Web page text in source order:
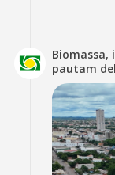
pautam